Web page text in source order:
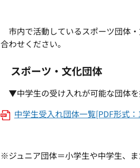
市内で活動しているスポーツ団体
合わせください。
スポーツ・文化団体
▼中学生の受け入れが可能な団体を
中学生受入れ団体一覧[PDF形式
※ジュニア団体＝小学生や中学生、